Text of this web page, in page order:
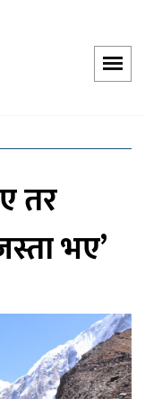
तर
भए’